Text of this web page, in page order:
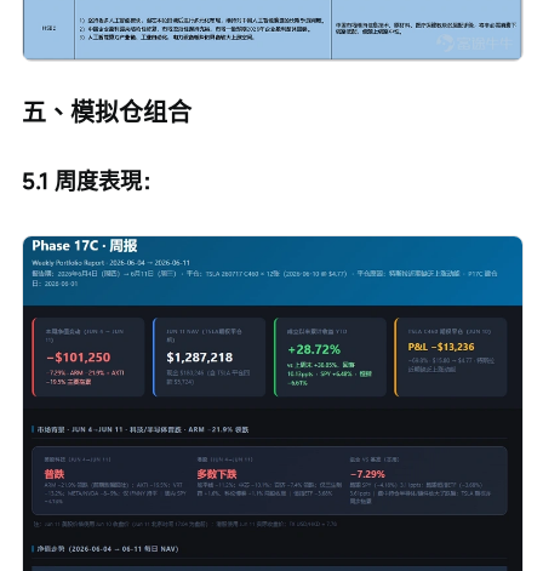
五、模拟仓组合
5.1 周度表現：